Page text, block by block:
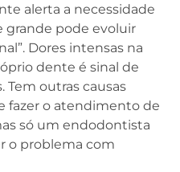
alerta a necessidade
grande pode evoluir
Dores intensas na
dente é sinal de
outras causas
fazer o atendimento de
só um endodontista
o problema com